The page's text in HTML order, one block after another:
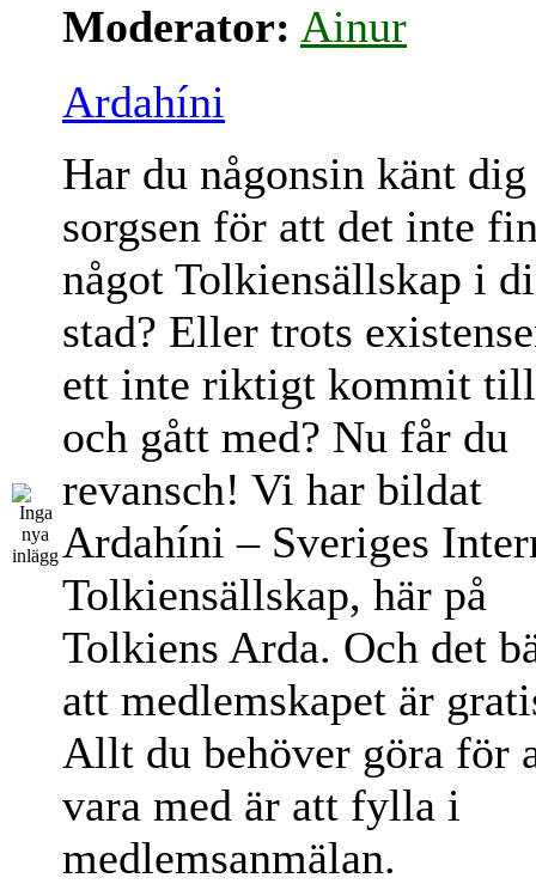
Moderator: Ainur
Ardahíni
Har du någonsin känt dig
sorgsen för att det inte
något Tolkiensällskap i
stad? Eller trots
ett inte riktigt kommit
och gått med? Nu får du
revansch! Vi har bildat
Ardahíni – Sveriges
Tolkiensällskap, här på
Tolkiens Arda. Och det
att medlemskapet är
Allt du behöver göra för
vara med är att fylla i
medlemsanmälan.